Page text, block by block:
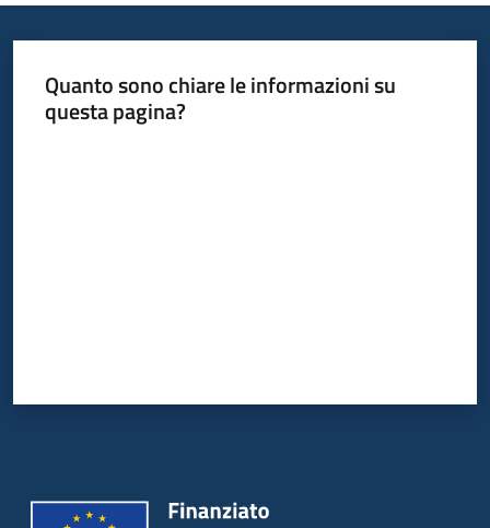
Quanto sono chiare le informazioni su
questa pagina?